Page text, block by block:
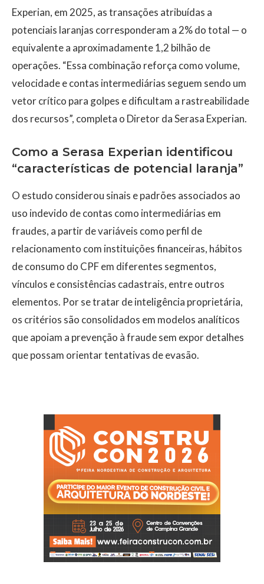
Experian, em 2025, as transações atribuídas a
potenciais laranjas corresponderam a 2% do total — o
equivalente a aproximadamente 1,2 bilhão de
operações. “Essa combinação reforça como volume,
velocidade e contas intermediárias seguem sendo um
vetor crítico para golpes e dificultam a rastreabilidade
dos recursos”, completa o Diretor da Serasa Experian.
Como a Serasa Experian identificou
“características de potencial laranja”
O estudo considerou sinais e padrões associados ao
uso indevido de contas como intermediárias em
fraudes, a partir de variáveis como perfil de
relacionamento com instituições financeiras, hábitos
de consumo do CPF em diferentes segmentos,
vínculos e consistências cadastrais, entre outros
elementos. Por se tratar de inteligência proprietária,
os critérios são consolidados em modelos analíticos
que apoiam a prevenção à fraude sem expor detalhes
que possam orientar tentativas de evasão.